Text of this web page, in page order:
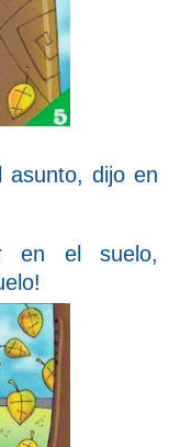
asunto, dijo en
en el suelo,